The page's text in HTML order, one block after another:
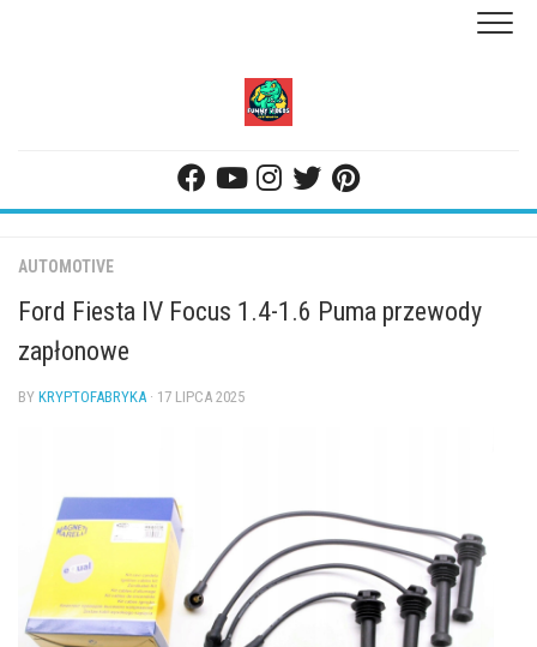
AUTOMOTIVE
Ford Fiesta IV Focus 1.4-1.6 Puma przewody
zapłonowe
BY KRYPTOFABRYKA · 17 LIPCA 2025